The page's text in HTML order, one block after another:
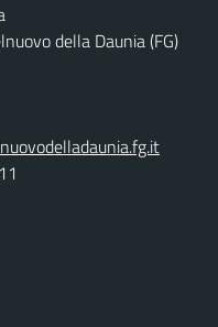
della Daunia (FG)